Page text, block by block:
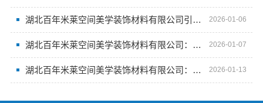
湖北百年米莱空间美学装饰材料有限公司引领新潮流 2026-01-06
湖北百年米莱空间美学装饰材料有限公司：艺术融入生活，高端定制的空间美学体验 2026-01-07
湖北百年米莱空间美学装饰材料有限公司：焕新空间美学工厂新篇 2026-01-13